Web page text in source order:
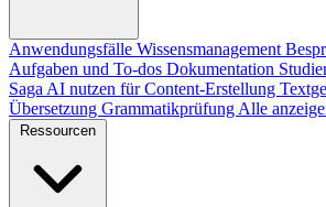
Anwendungsfälle Wissensmanagement
Aufgaben und To-dos Dokumentation
Saga AI nutzen fürContent-Erstellung
Übersetzung Grammatikprüfung Alle